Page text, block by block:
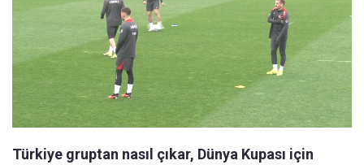
Türkiye gruptan nasıl çıkar, Dünya Kupası için